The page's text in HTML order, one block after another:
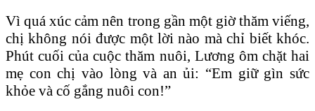
Vì quá xúc cảm nên trong gần một giờ thăm viếng,
chị không nói được một lời nào mà chỉ biết khóc.
Phút cuối của cuộc thăm nuôi, Lương ôm chặt hai
mẹ con chị vào lòng và an ủi: “Em giữ gìn sức
khỏe và cố gắng nuôi con!”